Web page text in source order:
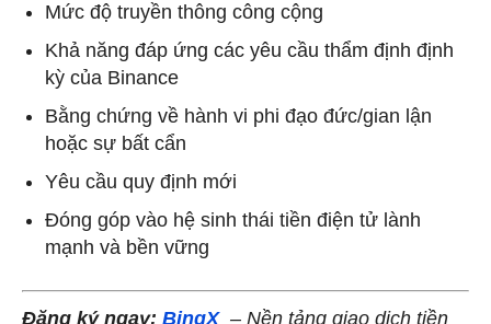
Mức độ truyền thông công cộng
Khả năng đáp ứng các yêu cầu thẩm định định
kỳ của Binance
Bằng chứng về hành vi phi đạo đức/gian lận
hoặc sự bất cẩn
Yêu cầu quy định mới
Đóng góp vào hệ sinh thái tiền điện tử lành
mạnh và bền vững
Đăng ký ngay: BingX– Nền tảng giao dịch tiền